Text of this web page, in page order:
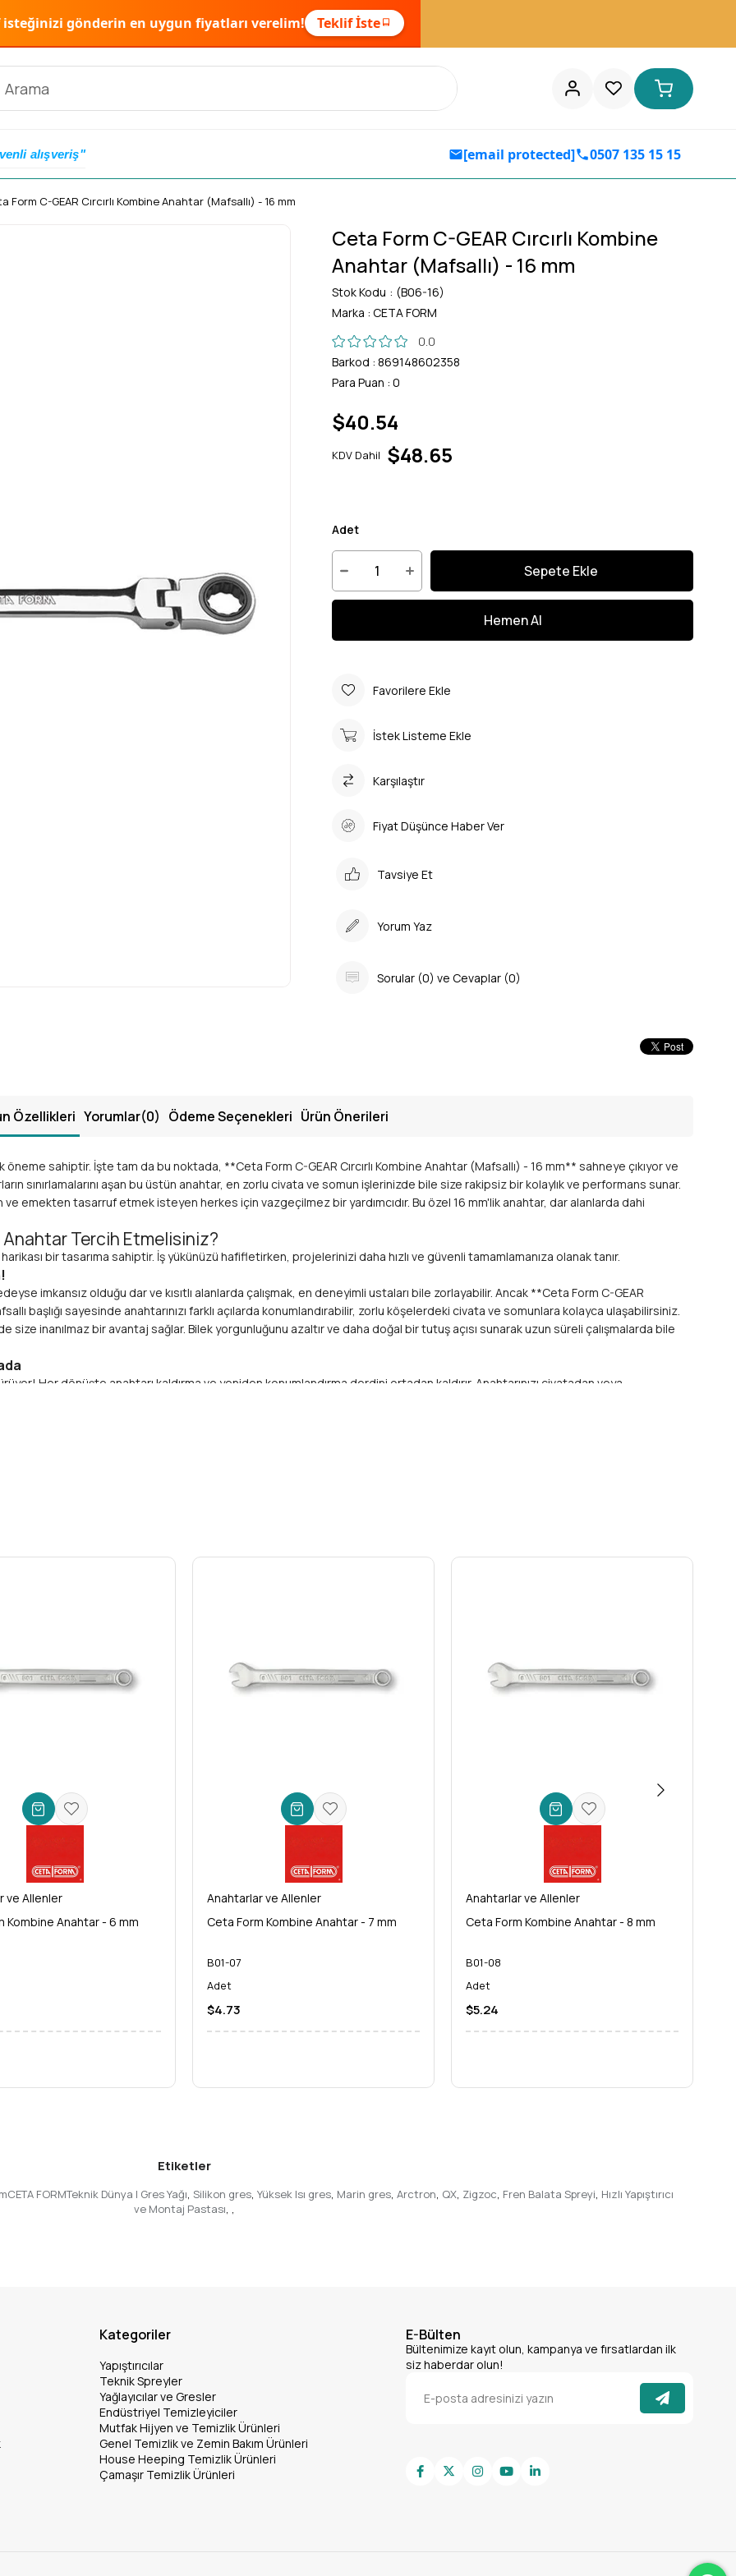
isteğinizi gönderin en uygun fiyatları verelim! Teklif İste
alışveriş" [email protected] 0507 135 15 15
Form C-GEAR Cırcırlı Kombine Anahtar (Mafsallı) - 16 mm
Ceta Form C-GEAR Cırcırlı Kombine
Anahtar (Mafsallı) - 16 mm
Stok Kodu
(B06-16)
Marka : CETA FORM
0.0
Barkod : 869148602358
Para Puan : 0
$40.54
KDV Dahil $48.65
Adet
Favorilere Ekle
İstek Listeme Ekle
Karşılaştır
Fiyat Düşünce Haber Ver
Tavsiye Et
Yorum Yaz
Sorular (0) ve Cevaplar (0)
Özellikleri Yorumlar(0) Ödeme Seçenekleri Ürün Önerileri
sahiptir. İşte tam da bu noktada, **Ceta Form C-GEAR Cırcırlı Kombine Anahtar (Mafsallı) - 16 mm** sahneye çıkıyor ve
sınırlamalarını aşan bu üstün anahtar, en zorlu civata ve somun işlerinizde bile size rakipsiz bir kolaylık ve performans sunar.
emekten tasarruf etmek isteyen herkes için vazgeçilmez bir yardımcıdır. Bu özel 16 mm'lik anahtar, dar alanlarda dahi
Anahtar Tercih Etmelisiniz?
bir tasarıma sahiptir. İş yükünüzü hafifletirken, projelerinizi daha hızlı ve güvenli tamamlamanıza olanak tanır.
imkansız olduğu dar ve kısıtlı alanlarda çalışmak, en deneyimli ustaları bile zorlayabilir. Ancak **Ceta Form C-GEAR
başlığı sayesinde anahtarınızı farklı açılarda konumlandırabilir, zorlu köşelerdeki civata ve somunlara kolayca ulaşabilirsiniz.
size inanılmaz bir avantaj sağlar. Bilek yorgunluğunu azaltır ve daha doğal bir tutuş açısı sunarak uzun süreli çalışmalarda bile
Her dönüşte anahtarı kaldırma ve yeniden konumlandırma derdini ortadan kaldırır. Anahtarınızı civatadan veya
V)** – Aşınmaya, paslanmaya ve yüksek torklu uygulamalara karşı üstün direnç sağlar. Bu sayede anahtarınız yıllarca ilk
sistemlerindeki dar alanlarda civata ve somun sökme/takma işlemlerinde vazgeçilmez bir yardımcıdır.
köklü bir markadır. C-GEAR serisi, markanın yenilikçi ruhunu ve mühendislik mükemmelliğini yansıtır. Bu anahtarı tercih
bir performansa ve dayanıklılığa yatırım yapmış olursunuz. **Ceta Form C-GEAR Cırcırlı Kombine Anahtar
ve Allenler
Kombine Anahtar - 6 mm
Anahtarlar ve Allenler
Ceta Form Kombine Anahtar - 7 mm
B01-07
Adet
$4.73
Anahtarlar ve Allenler
Ceta Form Kombine Anahtar - 8 mm
B01-08
Adet
$5.24
Etiketler
FORMTeknik Dünya | Gres Yağı, Silikon gres, Yüksek Isı gres, Marin gres, Arctron, QX, Zigzoc, Fren Balata Spreyi, Hızlı Yapıştırıcı
ve Montaj Pastası, ,
Kategoriler
Yapıştırıcılar
Teknik Spreyler
Yağlayıcılar ve Gresler
Endüstriyel Temizleyiciler
Mutfak Hijyen ve Temizlik Ürünleri
Genel Temizlik ve Zemin Bakım Ürünleri
House Heeping Temizlik Ürünleri
Çamaşır Temizlik Ürünleri
E-Bülten
Bültenimize kayıt olun, kampanya ve fırsatlardan ilk
siz haberdar olun!